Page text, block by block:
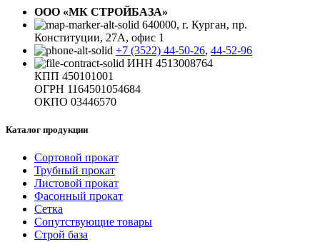
ООО «МК СТРОЙБАЗА»
640000, г. Курган, пр.
Конституции, 27А, офис 1
+7 (3522) 44-50-26, 44-52-96
ИНН 4513008764
КПП 450101001
ОГРН 1164501054684
ОКПО 03446570
Каталог продукции
Сортовой прокат
Трубный прокат
Листовой прокат
Фасонный прокат
Сетка
Сопутствующие товары
Строй база